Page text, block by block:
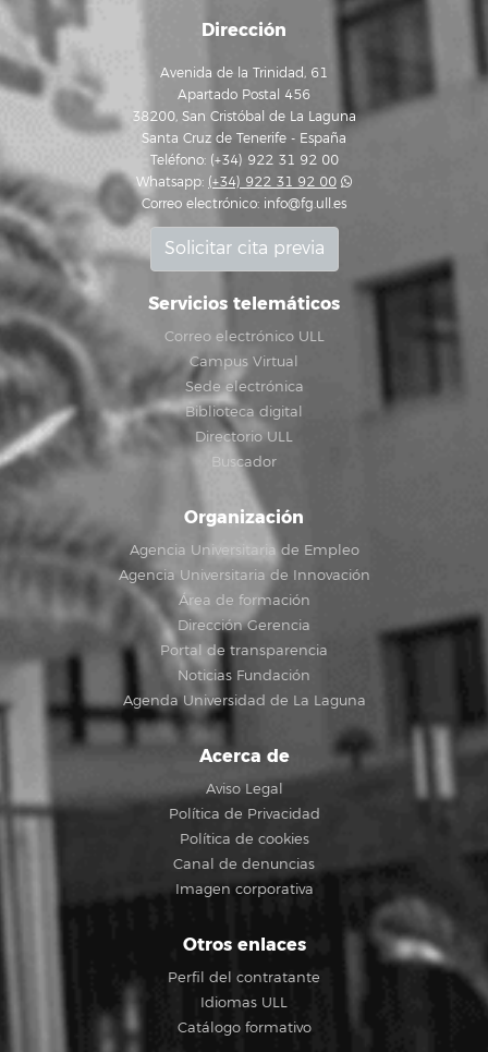
Dirección
Avenida de la Trinidad, 61
Apartado Postal 456
38200, San Cristóbal de La Laguna
Santa Cruz de Tenerife - España
Teléfono: (+34) 922 31 92 00
Whatsapp: (+34) 922 31 92 00
Correo electrónico: info@fg.ull.es
Solicitar cita previa
Servicios telemáticos
Correo electrónico ULL
Campus Virtual
Sede electrónica
Biblioteca digital
Directorio ULL
Buscador
Organización
Agencia Universitaria de Empleo
Agencia Universitaria de Innovación
Área de formación
Dirección Gerencia
Portal de transparencia
Noticias Fundación
Agenda Universidad de La Laguna
Acerca de
Aviso Legal
Política de Privacidad
Política de cookies
Canal de denuncias
Imagen corporativa
Otros enlaces
Perfil del contratante
Idiomas ULL
Catálogo formativo